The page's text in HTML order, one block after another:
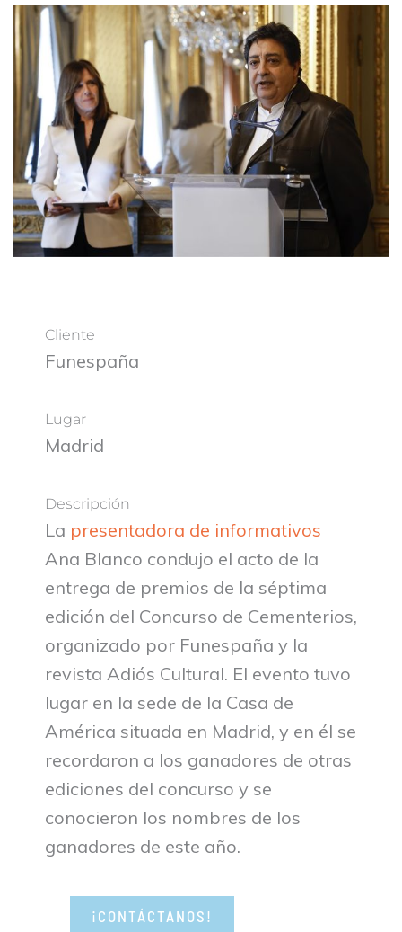
Cliente
Funespaña
Lugar
Madrid
Descripción
La presentadora de informativos
Ana Blanco condujo el acto de la
entrega de premios de la séptima
edición del Concurso de Cementerios,
organizado por Funespaña y la
revista Adiós Cultural. El evento tuvo
lugar en la sede de la Casa de
América situada en Madrid, y en él se
recordaron a los ganadores de otras
ediciones del concurso y se
conocieron los nombres de los
ganadores de este año.
¡CONTÁCTANOS!